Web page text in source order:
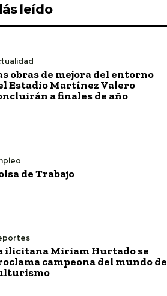
leído
obras de mejora del entorno
Estadio Martínez Valero
a finales de año
de Trabajo
ilicitana Miriam Hurtado se
campeona del mundo de